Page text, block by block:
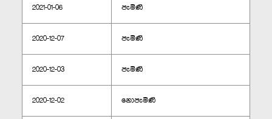
2021-01-06 පැමිණි
2020-12-07 පැමිණි
2020-12-03 පැමිණි
2020-12-02 නොපැමිණි